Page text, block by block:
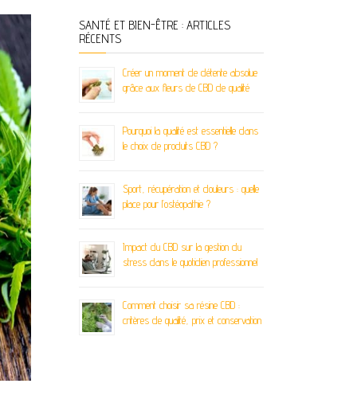
SANTÉ ET BIEN-ÊTRE : ARTICLES
RÉCENTS
Créer un moment de détente absolue
grâce aux fleurs de CBD de qualité
Pourquoi la qualité est essentielle dans
le choix de produits CBD ?
Sport, récupération et douleurs : quelle
place pour l’ostéopathie ?
Impact du CBD sur la gestion du
stress dans le quotidien professionnel
Comment choisir sa résine CBD :
critères de qualité, prix et conservation